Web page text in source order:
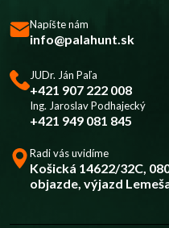
Napíšte nám
info@palahunt.sk
JUDr. Ján Paľa
+421 907 222 008
Ing. Jaroslav Podhajecký
+421 949 081 845
Radi vás uvidíme
Košická 14622/32C,
objazde, výjazd